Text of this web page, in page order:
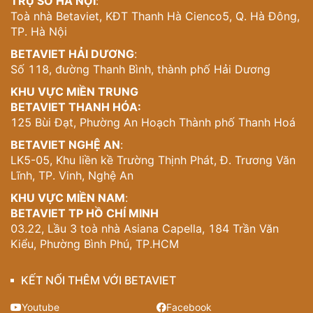
hai với lan can kính trong suốt mở rộng tầm nhìn, kết nối
không gian trong nhà với cảnh quan bên ngoài.
Sự kết hợp giữa vách kính và khung gỗ tạo nên điểm cân
bằng hoàn hảo giữa hiện đại và ấm cúng. Những tấm kính
lớn không chỉ đón ánh sáng mà còn trở thành “bức tranh
sống” thay đổi theo từng thời điểm trong ngày.
Mặt Bằng Tối Ưu Cho Cuộc Sống
Từ ảnh mặt bằng tầng trệt có thể thấy, KTS đã bố trí các
công năng một cách khoa học và hợp lý. Không gian
được chia thành các khu vực chức năng rõ ràng nhưng
vẫn đảm bảo sự liên kết thông suốt. Phòng khách, phòng
ăn và bếp được bố trí theo nguyên tắc động tuyến mở,
tạo điều kiện thuận lợi cho sinh hoạt gia đình.
Đặc biệt, thiết kế đã tính toán đến việc tối ưu hóa diện
2 tầng, gia chủ có thể tận dụng khoảng 270m2 diện tích
sống thoải mái.
Toà nhà Betaviet, KĐT Thanh Hà Cienco5, Q. Hà Đông,
TP. Hà Nội
BETAVIET HẢI DƯƠNG:
Số 118, đường Thanh Bình, thành phố Hải Dương
KHU VỰC MIỀN TRUNG
BETAVIET THANH HÓA:
125 Bùi Đạt, Phường An Hoạch Thành phố Thanh Hoá
BETAVIET NGHỆ AN:
LK5-05, Khu liền kề Trường Thịnh Phát, Đ. Trương Văn
Lĩnh, TP. Vinh, Nghệ An
KHU VỰC MIỀN NAM:
BETAVIET TP HỒ CHÍ MINH
03.22, Lầu 3 toà nhà Asiana Capella, 184 Trần Văn
Kiểu, Phường Bình Phú, TP.HCM
KẾT NỐI THÊM VỚI BETAVIET
Youtube Facebook